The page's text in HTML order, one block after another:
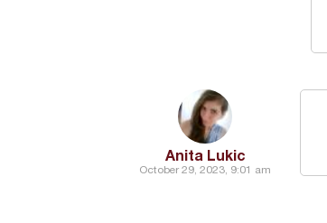
Anita Lukic
October 29, 2023, 9:01 am